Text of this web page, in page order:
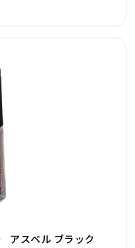
アスベル ブラック